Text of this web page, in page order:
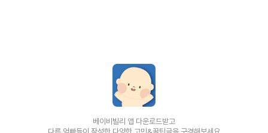
베이비빌리 앱 다운로드받고